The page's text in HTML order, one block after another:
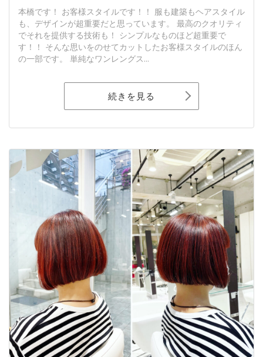
本橋です！ お客様スタイルです！！ 服も建築もヘアスタイル
も、デザインが超重要だと思っています。 最高のクオリティ
でそれを提供する技術も！ シンプルなものほど超重要で
す！！ そんな思いをのせてカットしたお客様スタイルのほん
の一部です。 単純なワンレングス...
続きを見る